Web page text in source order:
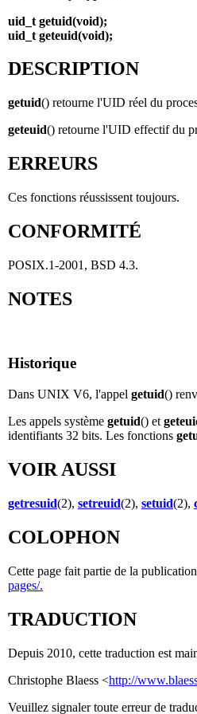
uid_t getuid(void);
uid_t geteuid(void);
DESCRIPTION
getuid() retourne l'UID réel du
geteuid() retourne l'UID effectif du
ERREURS
Ces fonctions réussissent toujours.
CONFORMITÉ
POSIX.1-2001, BSD 4.3.
NOTES
Historique
Dans UNIX V6, l'appel getuid()
Les appels système getuid() et
identifiants 32 bits. Les fonctions
VOIR AUSSI
getresuid(2), setreuid(2), setuid(2),
COLOPHON
Cette page fait partie de la
pages/.
TRADUCTION
Depuis 2010, cette traduction est
Christophe Blaess <http://
Veuillez signaler toute erreur de